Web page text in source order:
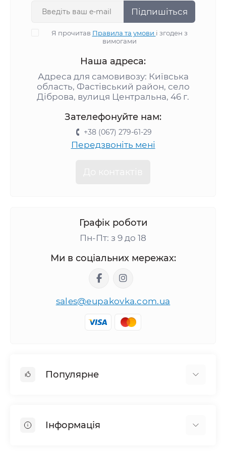
Підпишіться
Я прочитав Правила та умови і згоден з
вимогами
Наша адреса:
Адреса для самовивозу: Київська
область, Фастівський район, село
Діброва, вулиця Центральна, 46 г.
Зателефонуйте нам:
+38 (067) 279-61-29
Передзвоніть мені
Графік роботи
Пн-Пт: з 9 до 18
Ми в соціальних мережах:
sales@eupakovka.com.ua
Популярне
Пакети вакуумні
Інформація